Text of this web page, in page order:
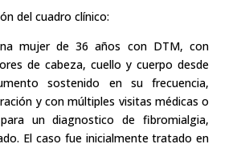
del cuadro clínico:
mujer de 36 años con DTM, con
de cabeza, cuello y cuerpo desde
sostenido en su frecuencia,
y con múltiples visitas médicas o
un diagnostico de fibromialgia,
El caso fue inicialmente tratado en